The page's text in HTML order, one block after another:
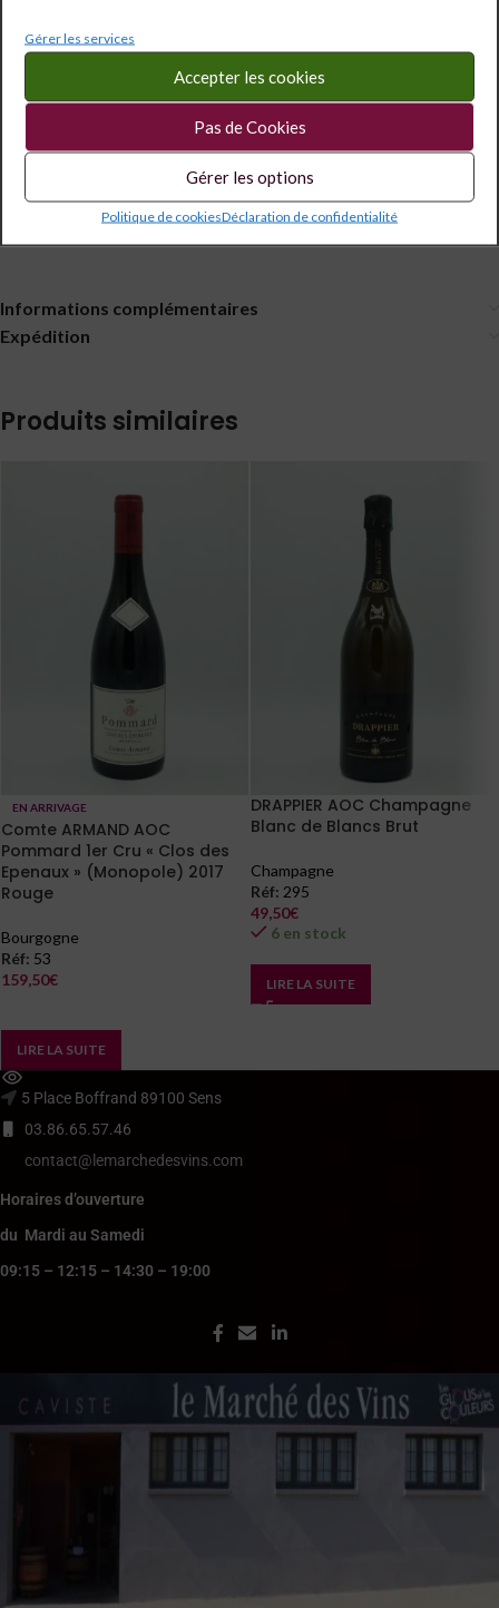
Gérer les services
Accepter les cookies
Pas de Cookies
Gérer les options
Politique de cookiesDéclaration de confidentialité
Réf:287
Champagne
Informations complémentaires
Expédition
Produits similaires
EN ARRIVAGE
Comte ARMAND AOC
Pommard 1er Cru « Clos des
Epenaux » (Monopole) 2017
Rouge
Bourgogne
Réf: 53
159,50€
LIRE LA SUITE
DRAPPIER AOC Champagne
Blanc de Blancs Brut
Champagne
Réf: 295
49,50€
6 en stock
LIRE LA SUITE
5 Place Boffrand 89100 Sens
03.86.65.57.46
contact@lemarchedesvins.com
Horaires d’ouverture
du Mardi au Samedi
09:15 – 12:15 – 14:30 – 19:00